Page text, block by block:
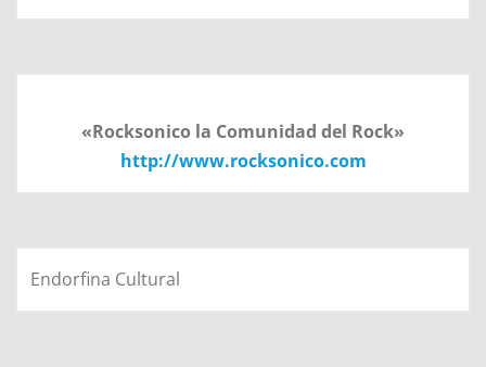
«Rocksonico la Comunidad del Rock»
http://www.rocksonico.com
Endorfina Cultural